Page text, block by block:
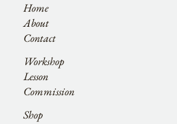
Home
About
Contact
Workshop
Lesson
Commission
Shop